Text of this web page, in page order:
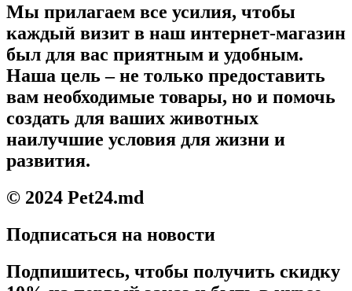
Мы прилагаем все усилия, чтобы
каждый визит в наш интернет-магазин
был для вас приятным и удобным.
Наша цель – не только предоставить
вам необходимые товары, но и помочь
создать для ваших животных
наилучшие условия для жизни и
развития.
© 2024 Pet24.md
Подписаться на новости
Подпишитесь, чтобы получить скидку